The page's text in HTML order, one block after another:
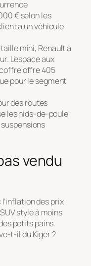
€ selon les
a un véhicule
mini, Renault a
L’espace aux
offre 405
pour le segment
des routes
les nids-de-poule
vendu
des prix
stylé à moins
petits pains.
t-il du Kiger ?